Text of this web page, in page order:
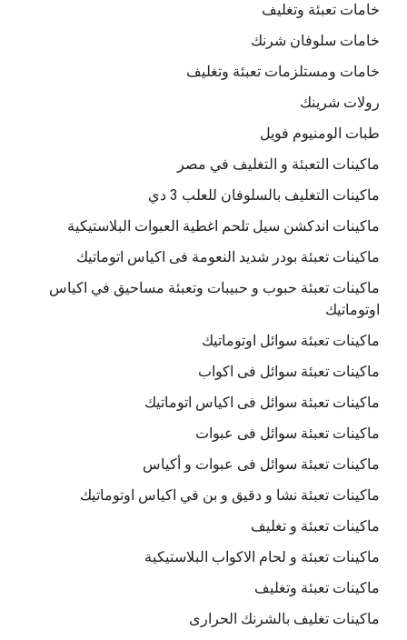
خامات تعبئة وتغليف
خامات سلوفان شرنك
خامات ومستلزمات تعبئة وتغليف
رولات شرينك
طبات الومنيوم فويل
ماكينات التعبئة و التغليف في مصر
ماكينات التغليف بالسلوفان للعلب 3 دي
ماكينات اندكشن سيل تلحم اغطية العبوات البلاستيكية
ماكينات تعبئة بودر شديد النعومة فى اكياس اتوماتيك
ماكينات تعبئة حبوب و حبيبات وتعبئة مساحيق في اكياس
اوتوماتيك
ماكينات تعبئة سوائل اوتوماتيك
ماكينات تعبئة سوائل فى اكواب
ماكينات تعبئة سوائل فى اكياس اتوماتيك
ماكينات تعبئة سوائل فى عبوات
ماكينات تعبئة سوائل فى عبوات و أكياس
ماكينات تعبئة نشا و دقيق و بن في اكياس اوتوماتيك
ماكينات تعبئة و تغليف
ماكينات تعبئة و لحام الاكواب البلاستيكية
ماكينات تعبئة وتغليف
ماكينات تغليف بالشرنك الحرارى